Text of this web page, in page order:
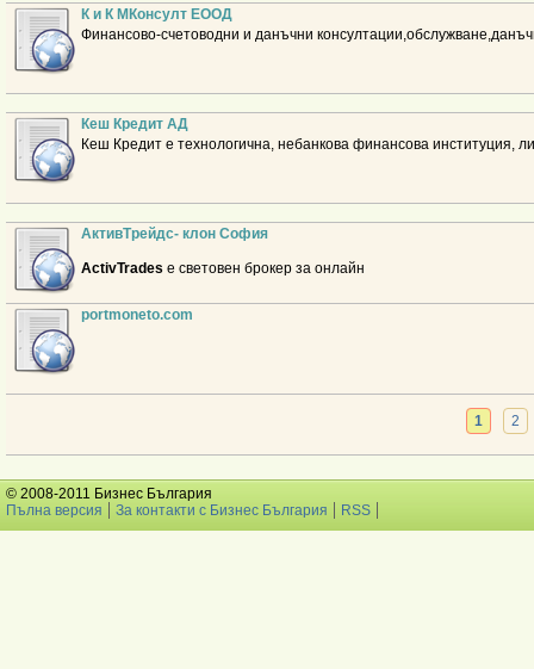
К и К МКонсулт ЕООД
Финансово-счетоводни и данъчни
Кеш Кредит АД
Кеш Кредит е технологична, небанкова финансова институция,
АктивТрейдс- клон София
ActivTrades е световен брокер за онлайн
portmoneto.com
1 2
© 2008-2011 Бизнес България
Пълна версия
За контакти с Бизнес България RSS